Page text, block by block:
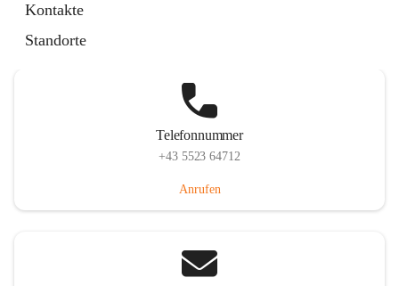
Kontakte
Standorte
Telefonnummer
+43 5523 64712
Anrufen